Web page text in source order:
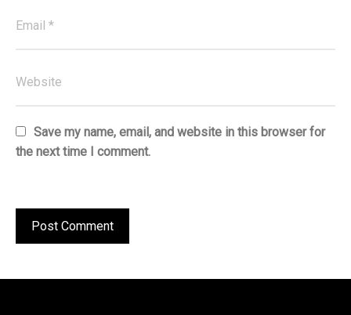
Save my name, email, and website in this browser for
the next time I comment.